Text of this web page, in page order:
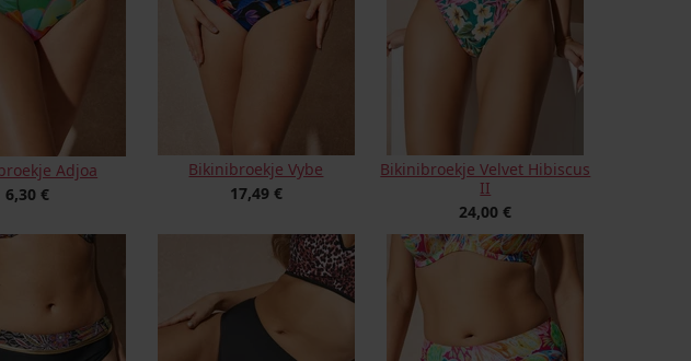
Adjoa
6,30 €
Bikinibroekje Vybe
17,49 €
Bikinibroekje Velvet Hibiscus
II
24,00 €